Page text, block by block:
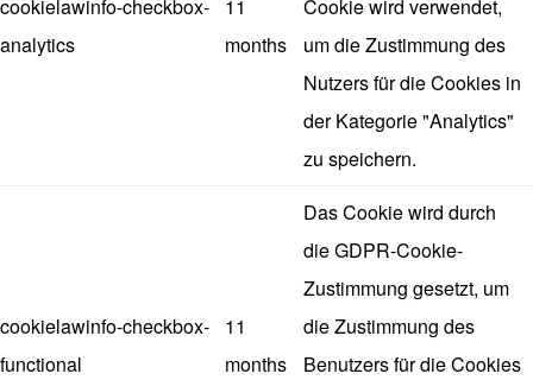
cookielawinfo-checkbox-
analytics
11
months
Cookie wird verwendet,
um die Zustimmung des
Nutzers für die Cookies in
der Kategorie "Analytics"
zu speichern.
cookielawinfo-checkbox-
functional
11
months
Das Cookie wird durch
die GDPR-Cookie-
Zustimmung gesetzt, um
die Zustimmung des
Benutzers für die Cookies